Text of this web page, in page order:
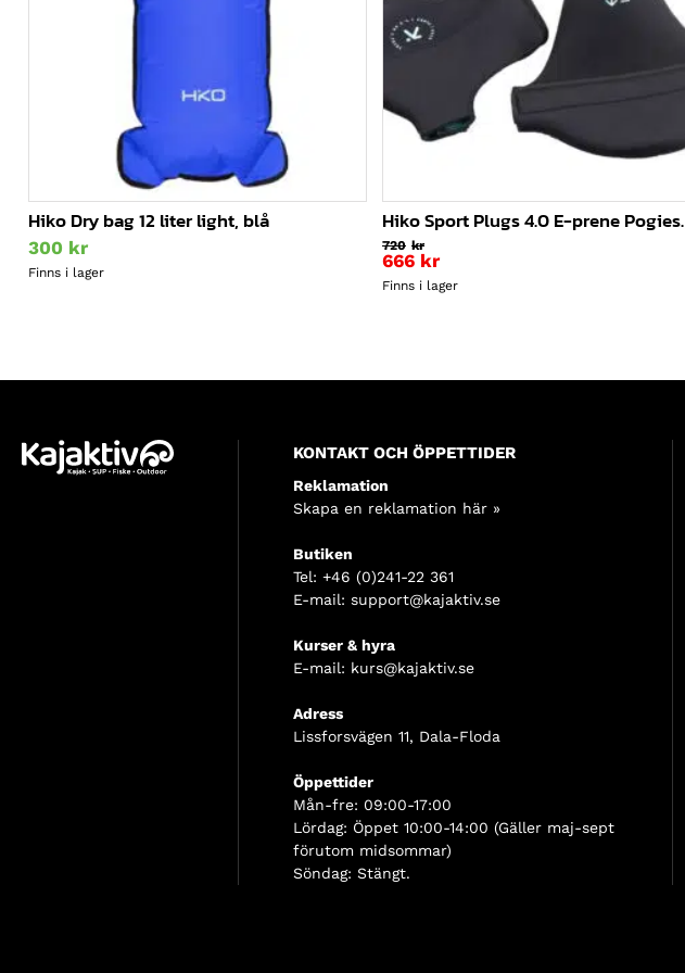
Hiko Dry bag 12 liter light, blå
300 kr
Finns i lager
Hiko Sport Plugs 4.0 E-prene Pogies.
720 kr
666 kr
Finns i lager
KONTAKT OCH ÖPPETTIDER
Reklamation
Skapa en reklamation här »
Butiken
Tel: +46 (0)241-22 361
E-mail: support@kajaktiv.se
Kurser & hyra
E-mail: kurs@kajaktiv.se
Adress
Lissforsvägen 11, Dala-Floda
Öppettider
Mån-fre: 09:00-17:00
Lördag: Öppet 10:00-14:00 (Gäller maj-sept
förutom midsommar)
Söndag: Stängt.